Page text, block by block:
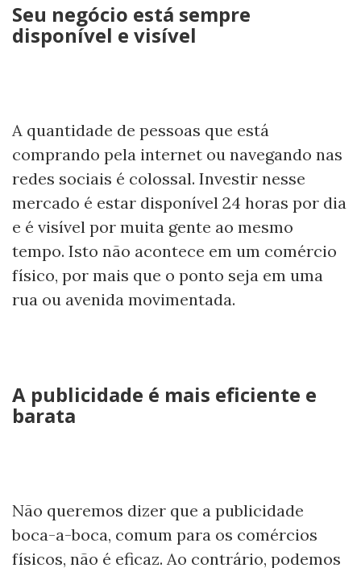
Seu negócio está sempre
disponível e visível
A quantidade de pessoas que está
comprando pela internet ou navegando nas
redes sociais é colossal. Investir nesse
mercado é estar disponível 24 horas por dia
e é visível por muita gente ao mesmo
tempo. Isto não acontece em um comércio
físico, por mais que o ponto seja em uma
rua ou avenida movimentada.
A publicidade é mais eficiente e
barata
Não queremos dizer que a publicidade
boca-a-boca, comum para os comércios
físicos, não é eficaz. Ao contrário, podemos